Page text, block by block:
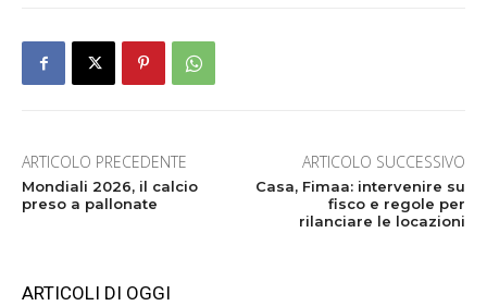
ARTICOLO PRECEDENTE
Mondiali 2026, il calcio
preso a pallonate
ARTICOLO SUCCESSIVO
Casa, Fimaa: intervenire su
fisco e regole per
rilanciare le locazioni
ARTICOLI DI OGGI